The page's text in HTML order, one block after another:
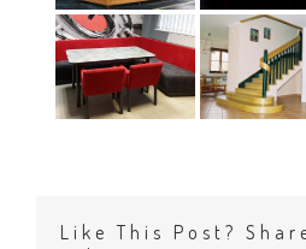
Like This Post?